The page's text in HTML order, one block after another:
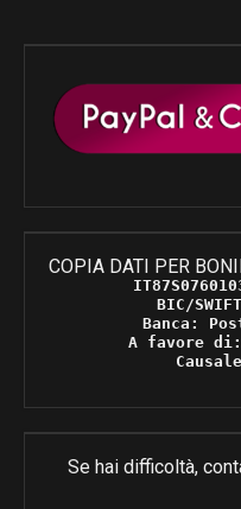
COPIA DATI PER
BIC/
Banca:
A favore
Se hai difficoltà,